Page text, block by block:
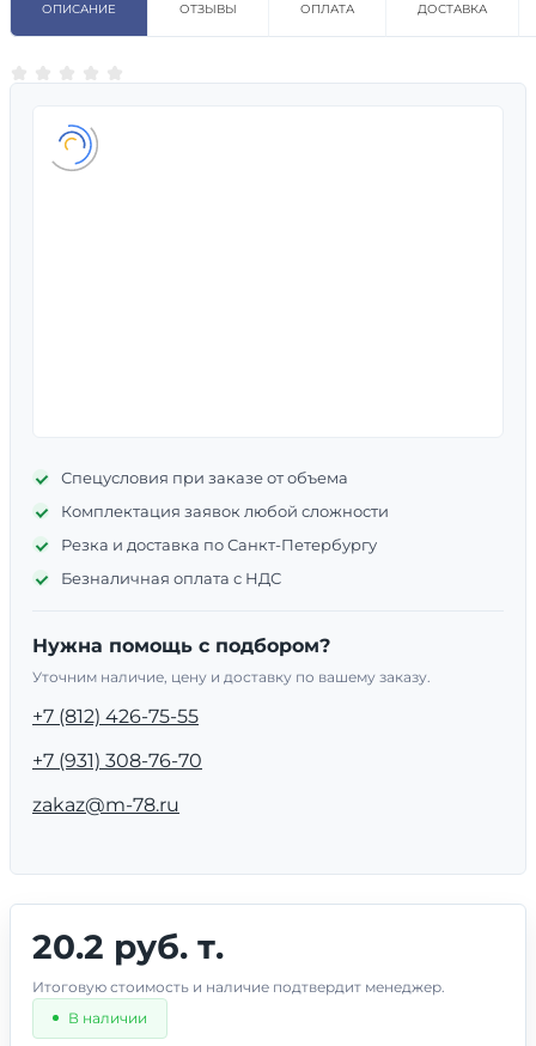
ОПИСАНИЕ ОТЗЫВЫ ОПЛАТА ДОСТАВКА
Спецусловия при заказе от объема
Комплектация заявок любой сложности
Резка и доставка по Санкт-Петербургу
Безналичная оплата с НДС
Нужна помощь с подбором?
Уточним наличие, цену и доставку по вашему заказу.
+7 (812) 426-75-55
+7 (931) 308-76-70
zakaz@m-78.ru
20.2 руб. т.
Итоговую стоимость и наличие подтвердит менеджер.
В наличии